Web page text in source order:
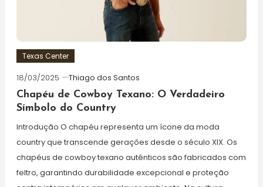
Texas Center
18/03/2025
Thiago dos Santos
Chapéu de Cowboy Texano: O Verdadeiro
Símbolo do Country
Introdução O chapéu representa um ícone da moda
country que transcende gerações desde o século XIX. Os
chapéus de cowboy texano autênticos são fabricados com
feltro, garantindo durabilidade excepcional e proteção